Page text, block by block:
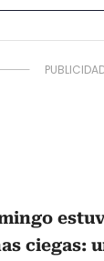
ciegas: